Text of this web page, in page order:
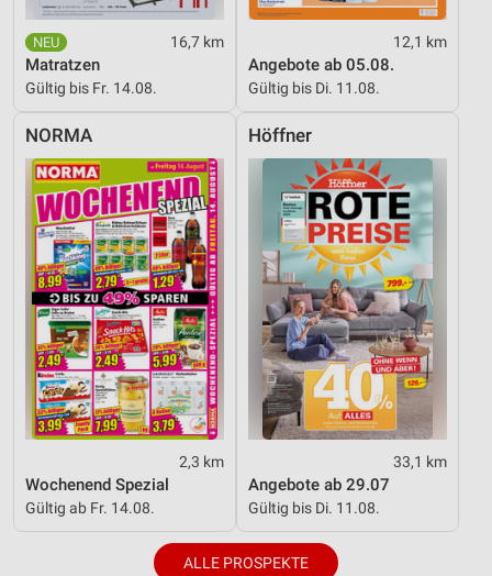
16,7 km
Matratzen
Gültig bis Fr. 14.08.
12,1 km
Angebote ab 05.08.
Gültig bis Di. 11.08.
NORMA
2,3 km
Wochenend Spezial
Gültig ab Fr. 14.08.
Höffner
33,1 km
Angebote ab 29.07
Gültig bis Di. 11.08.
ALLE PROSPEKTE